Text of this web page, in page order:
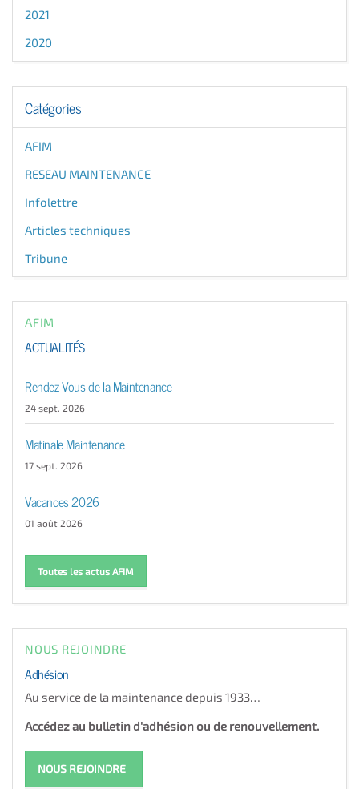
2021
2020
Catégories
AFIM
RESEAU MAINTENANCE
Infolettre
Articles techniques
Tribune
AFIM
ACTUALITÉS
Rendez-Vous de la Maintenance
24 sept. 2026
Matinale Maintenance
17 sept. 2026
Vacances 2026
01 août 2026
Toutes les actus AFIM
NOUS REJOINDRE
Adhésion
Au service de la maintenance depuis 1933…
Accédez au bulletin d'adhésion ou de renouvellement.
NOUS REJOINDRE